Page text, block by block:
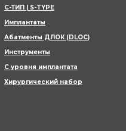
С-ТИП | S-TYPE
Имплантаты
Абатменты ДЛОК (DLOC)
Инструменты
С уровня имплантата
Хирургический набор